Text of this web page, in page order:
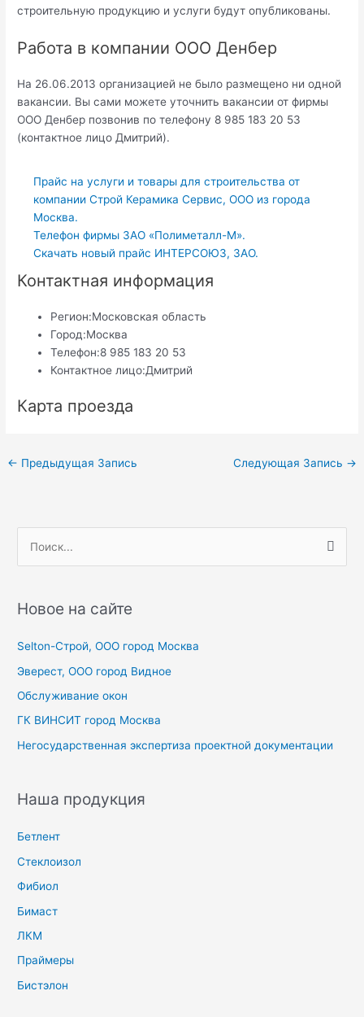
строительную продукцию и услуги будут опубликованы.
Работа в компании ООО Денбер
На 26.06.2013 организацией не было размещено ни одной
вакансии. Вы сами можете уточнить вакансии от фирмы
ООО Денбер позвонив по телефону 8 985 183 20 53
(контактное лицо Дмитрий).
Прайс на услуги и товары для строительства от
компании Строй Керамика Сервис, ООО из города
Москва.
Телефон фирмы ЗАО «Полиметалл-М».
Скачать новый прайс ИНТЕРСОЮЗ, ЗАО.
Контактная информация
Регион:Московская область
Город:Москва
Телефон:8 985 183 20 53
Контактное лицо:Дмитрий
Карта проезда
Навигация
← Предыдущая Запись Следующая Запись →
с
:
Новое на сайте
Selton-Строй, OOO город Москва
Эверест, ООО город Видное
Обслуживание окон
ГК ВИНСИТ город Москва
Негосударственная экспертиза проектной документации
Наша продукция
Бетлент
Стеклоизол
Фибиол
Бимаст
ЛКМ
Праймеры
Бистэлон